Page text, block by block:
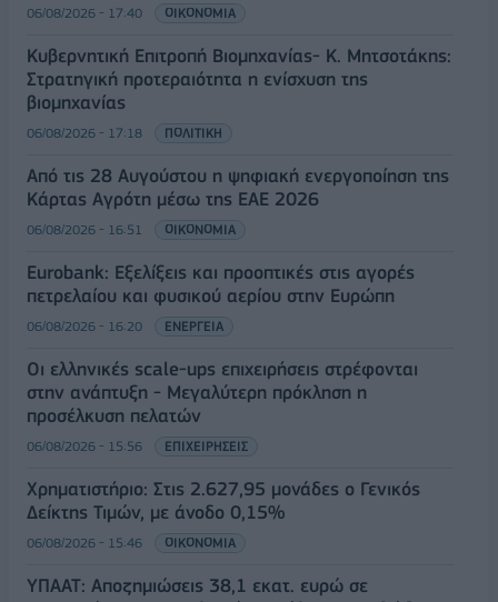
06/08/2026 - 17:40 ΟΙΚΟΝΟΜΙΑ
Κυβερνητική Επιτροπή Βιομηχανίας- Κ. Μητσοτάκης:
Στρατηγική προτεραιότητα η ενίσχυση της
βιομηχανίας
06/08/2026 - 17:18 ΠΟΛΙΤΙΚΗ
Από τις 28 Αυγούστου η ψηφιακή ενεργοποίηση της
Κάρτας Αγρότη μέσω της ΕΑΕ 2026
06/08/2026 - 16:51 ΟΙΚΟΝΟΜΙΑ
Eurobank: Εξελίξεις και προοπτικές στις αγορές
πετρελαίου και φυσικού αερίου στην Ευρώπη
06/08/2026 - 16:20 ΕΝΕΡΓΕΙΑ
Οι ελληνικές scale-ups επιχειρήσεις στρέφονται
στην ανάπτυξη - Μεγαλύτερη πρόκληση η
προσέλκυση πελατών
06/08/2026 - 15:56 ΕΠΙΧΕΙΡΗΣΕΙΣ
Χρηματιστήριο: Στις 2.627,95 μονάδες ο Γενικός
Δείκτης Τιμών, με άνοδο 0,15%
06/08/2026 - 15:46 ΟΙΚΟΝΟΜΙΑ
ΥΠΑΑΤ: Αποζημιώσεις 38,1 εκατ. ευρώ σε